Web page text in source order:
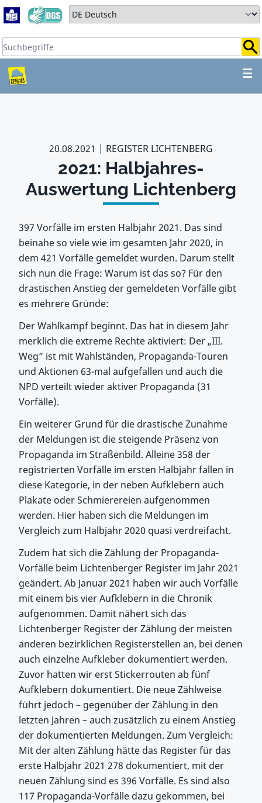
Zum Hauptbereich springen
Zum Hauptmenü springen
Sprache auswählen:
Suchbegriffe:
☰
ZUM HAUPTBEREICH
20.08.2021 REGISTER LICHTENBERG
2021: Halbjahres-
Auswertung Lichtenberg
397 Vorfälle im ersten Halbjahr 2021. Das sind
beinahe so viele wie im gesamten Jahr 2020, in
dem 421 Vorfälle gemeldet wurden. Darum stellt
sich nun die Frage: Warum ist das so? Für den
drastischen Anstieg der gemeldeten Vorfälle gibt
es mehrere Gründe:
Der Wahlkampf beginnt. Das hat in diesem Jahr
merklich die extreme Rechte aktiviert: Der „III.
Weg” ist mit Wahlständen, Propaganda-Touren
und Aktionen 63-mal aufgefallen und auch die
NPD verteilt wieder aktiver Propaganda (31
Vorfälle).
Ein weiterer Grund für die drastische Zunahme
der Meldungen ist die steigende Präsenz von
Propaganda im Straßenbild. Alleine 358 der
registrierten Vorfälle im ersten Halbjahr fallen in
diese Kategorie, in der neben Aufklebern auch
Plakate oder Schmierereien aufgenommen
werden. Hier haben sich die Meldungen im
Vergleich zum Halbjahr 2020 quasi verdreifacht.
Zudem hat sich die Zählung der Propaganda-
Vorfälle beim Lichtenberger Register im Jahr 2021
geändert. Ab Januar 2021 haben wir auch Vorfälle
mit einem bis vier Aufklebern in die Chronik
aufgenommen. Damit nähert sich das
Lichtenberger Register der Zählung der meisten
anderen bezirklichen Registerstellen an, bei denen
auch einzelne Aufkleber dokumentiert werden.
Zuvor hatten wir erst Stickerrouten ab fünf
Aufklebern dokumentiert. Die neue Zählweise
führt jedoch – gegenüber der Zählung in den
letzten Jahren – auch zusätzlich zu einem Anstieg
der dokumentierten Meldungen. Zum Vergleich:
Mit der alten Zählung hätte das Register für das
erste Halbjahr 2021 278 dokumentiert, mit der
neuen Zählung sind es 396 Vorfälle. Es sind also
117 Propaganda-Vorfälle dazu gekommen, bei